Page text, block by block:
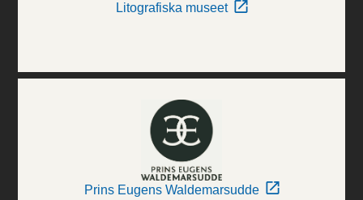
Litografiska museet
Prins Eugens Waldemarsudde